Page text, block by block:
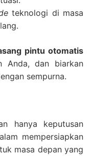
teknologi di masa
pintu otomatis
Anda, dan biarkan
sempurna.
hanya keputusan
mempersiapkan
masa depan yang